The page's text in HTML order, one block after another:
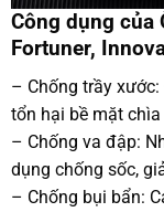
Công dụng của
Fortuner,
– Chống trầy
tổn hại bề mặt
– Chống va đập:
dụng chống sốc,
– Chống bụi bẩn: